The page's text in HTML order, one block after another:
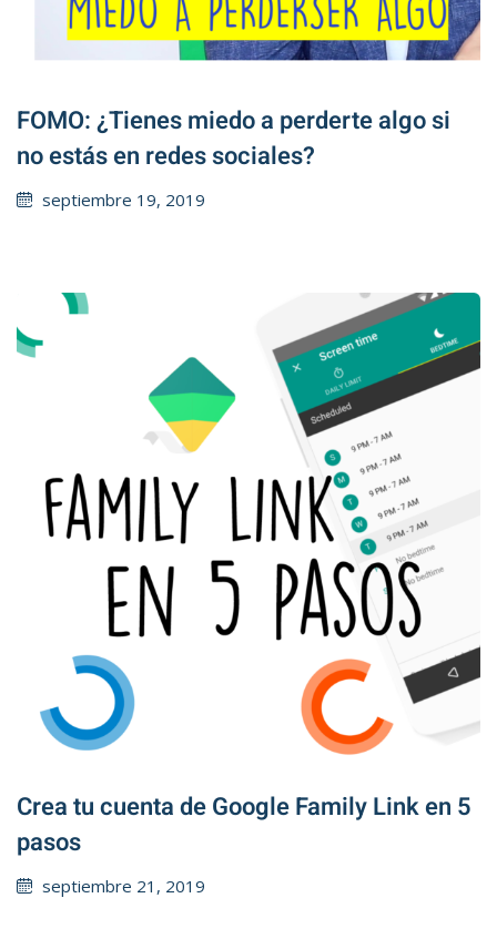
FOMO: ¿Tienes miedo a perderte algo si
no estás en redes sociales?
Posted
septiembre 19, 2019
Crea tu cuenta de Google Family Link en 5
pasos
Posted
septiembre 21, 2019